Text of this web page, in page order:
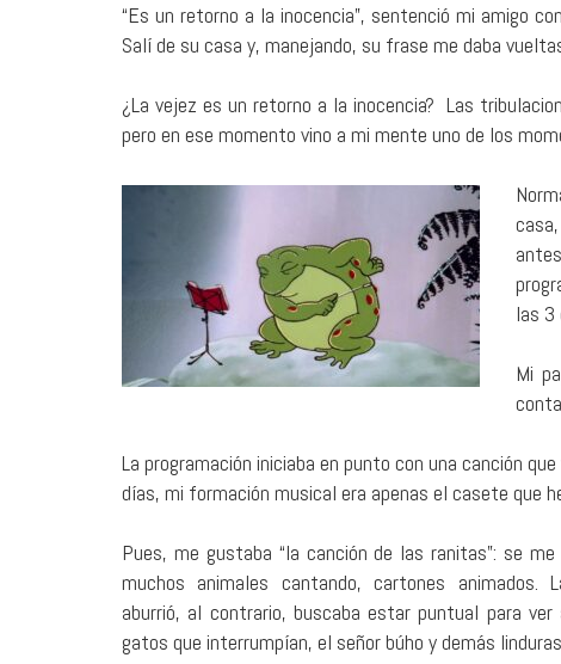
“Es un retorno a la inocencia”, sentenció mi amigo
Salí de su casa y, manejando, su frase me daba
¿La vejez es un retorno a la inocencia? Las
pero en ese momento vino a mi mente uno de los
las 3
Mi
La programación iniciaba en punto con una canción
días, mi formación musical era apenas el casete que
Pues, me gustaba “la canción de las ranitas”: se
muchos animales cantando, cartones animados.
aburrió, al contrario, buscaba estar puntual para
gatos que interrumpían, el señor búho y demás